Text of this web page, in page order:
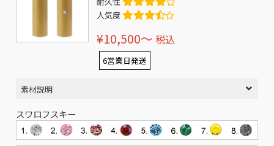
人気度
¥10,500〜 税込
6営業日発送
素材説明
スワロフスキー